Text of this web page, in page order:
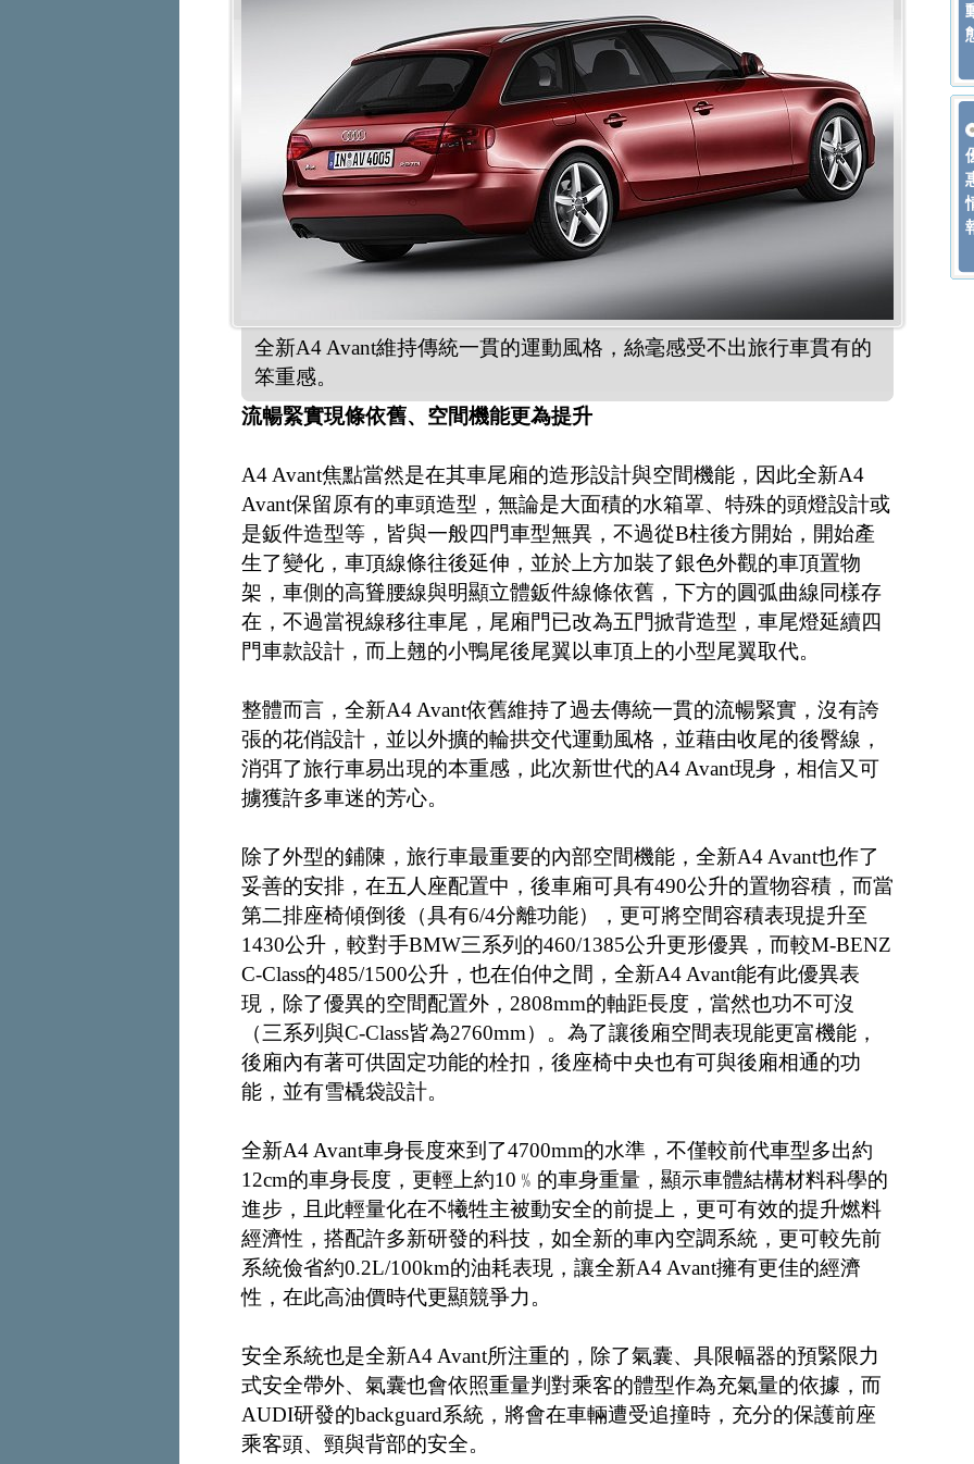
全新A4 Avant維持傳統一貫的運動風格，絲毫感受不出旅行車貫有的
笨重感。
流暢緊實現條依舊、空間機能更為提升
A4 Avant焦點當然是在其車尾廂的造形設計與空間機能，因此全新A4
Avant保留原有的車頭造型，無論是大面積的水箱罩、特殊的頭燈設計或
是鈑件造型等，皆與一般四門車型無異，不過從B柱後方開始，開始產
生了變化，車頂線條往後延伸，並於上方加裝了銀色外觀的車頂置物
架，車側的高聳腰線與明顯立體鈑件線條依舊，下方的圓弧曲線同樣存
在，不過當視線移往車尾，尾廂門已改為五門掀背造型，車尾燈延續四
門車款設計，而上翹的小鴨尾後尾翼以車頂上的小型尾翼取代。
整體而言，全新A4 Avant依舊維持了過去傳統一貫的流暢緊實，沒有誇
張的花俏設計，並以外擴的輪拱交代運動風格，並藉由收尾的後臀線，
消弭了旅行車易出現的本重感，此次新世代的A4 Avant現身，相信又可
擄獲許多車迷的芳心。
除了外型的鋪陳，旅行車最重要的內部空間機能，全新A4 Avant也作了
妥善的安排，在五人座配置中，後車廂可具有490公升的置物容積，而當
第二排座椅傾倒後（具有6/4分離功能），更可將空間容積表現提升至
1430公升，較對手BMW三系列的460/1385公升更形優異，而較M-BENZ
C-Class的485/1500公升，也在伯仲之間，全新A4 Avant能有此優異表
現，除了優異的空間配置外，2808mm的軸距長度，當然也功不可沒
（三系列與C-Class皆為2760mm）。為了讓後廂空間表現能更富機能，
後廂內有著可供固定功能的栓扣，後座椅中央也有可與後廂相通的功
能，並有雪橇袋設計。
全新A4 Avant車身長度來到了4700mm的水準，不僅較前代車型多出約
12cm的車身長度，更輕上約10﹪的車身重量，顯示車體結構材料科學的
進步，且此輕量化在不犧牲主被動安全的前提上，更可有效的提升燃料
經濟性，搭配許多新研發的科技，如全新的車內空調系統，更可較先前
系統儉省約0.2L/100km的油耗表現，讓全新A4 Avant擁有更佳的經濟
性，在此高油價時代更顯競爭力。
安全系統也是全新A4 Avant所注重的，除了氣囊、具限幅器的預緊限力
式安全帶外、氣囊也會依照重量判對乘客的體型作為充氣量的依據，而
AUDI研發的backguard系統，將會在車輛遭受追撞時，充分的保護前座
乘客頭、頸與背部的安全。